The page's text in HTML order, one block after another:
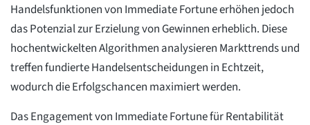
Handelsfunktionen von Immediate Fortune erhöhen jedoch
das Potenzial zur Erzielung von Gewinnen erheblich. Diese
hochentwickelten Algorithmen analysieren Markttrends und
treffen fundierte Handelsentscheidungen in Echtzeit,
wodurch die Erfolgschancen maximiert werden.
Das Engagement von Immediate Fortune für Rentabilität